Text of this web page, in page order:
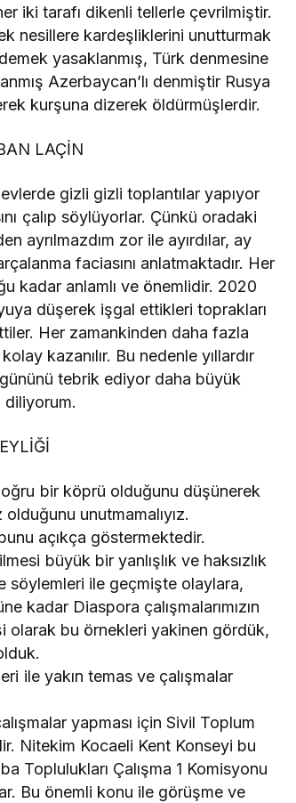
iki tarafı dikenli tellerle çevrilmiştir.
nesillere kardeşliklerini unutturmak
yasaklanmış, Türk denmesine
Azerbaycan’lı denmiştir Rusya
kurşuna dizerek öldürmüşlerdir.
LAÇİN
gizli gizli toplantılar yapıyor
çalıp söylüyorlar. Çünkü oradaki
ayrılmazdım zor ile ayırdılar, ay
faciasını anlatmaktadır. Her
kadar anlamlı ve önemlidir. 2020
düşerek işgal ettikleri toprakları
Her zamankinden daha fazla
kazanılır. Bu nedenle yıllardır
gününü tebrik ediyor daha büyük
bir köprü olduğunu düşünerek
unutmamalıyız.
açıkça göstermektedir.
büyük bir yanlışlık ve haksızlık
söylemleri ile geçmişte olaylara,
kadar Diaspora çalışmalarımızın
olarak bu örnekleri yakinen gördük,
ile yakın temas ve çalışmalar
yapması için Sivil Toplum
Nitekim Kocaeli Kent Konseyi bu
Toplulukları Çalışma 1 Komisyonu
Bu önemli konu ile görüşme ve